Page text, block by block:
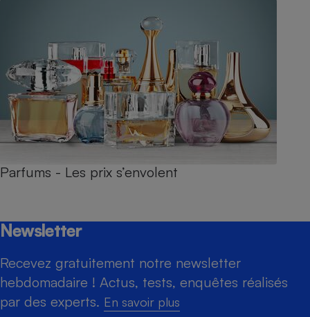
Parfums - Les prix s’envolent
Newsletter
Recevez gratuitement notre newsletter
hebdomadaire ! Actus, tests, enquêtes réalisés
par des experts. En savoir plus